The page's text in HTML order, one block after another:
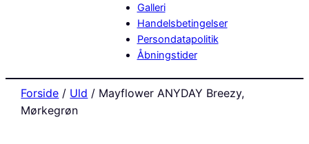
Galleri
Handelsbetingelser
Persondatapolitik
Åbningstider
Forside / Uld / Mayflower ANYDAY Breezy,
Mørkegrøn